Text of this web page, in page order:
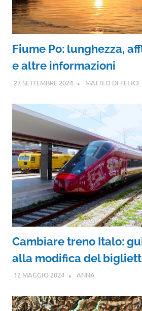
Fiume Po: lunghezza,
e altre informazioni
27 SETTEMBRE 2024 MATTEO DI FELICE
Cambiare treno Italo:
alla modifica del
12 MAGGIO 2024 ANNA